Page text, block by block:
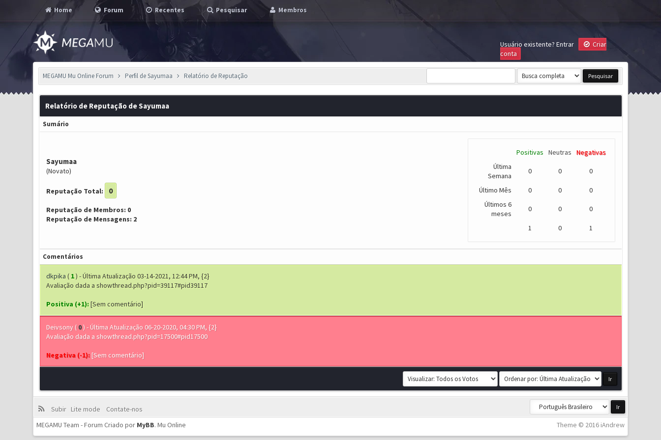
Home Forum Recentes Pesquisar Membros
Usuário existente? Entrar
Criar
conta
MEGAMU Mu Online Forum Perfil de Sayumaa Relatório de Reputação
Relatório de Reputação de Sayumaa
Sumário
Sayumaa
(Novato)
Reputação Total: 0
Reputação de Membros: 0
Reputação de Mensagens: 2
Positivas Neutras
Negativas
Última
Semana
0 0 0
Último Mês 0 0
0
Últimos 6
meses
0 0 0
1 0 1
Comentários
dkpika ( 1) - Última Atualização 03-14-2021, 12:44 PM, {2}
Avaliação dada a showthread.php?pid=39117#pid39117
Positiva (+1): [Sem comentário]
Deivsony ( 0) - Última Atualização 06-20-2020, 04:30 PM, {2}
Avaliação dada a showthread.php?pid=17500#pid17500
Negativa (-1):[Sem comentário]
Subir Lite mode
Contate-nos
Theme © 2016 iAndrew
MEGAMU Team - Forum Criado por MyBB.Mu Online